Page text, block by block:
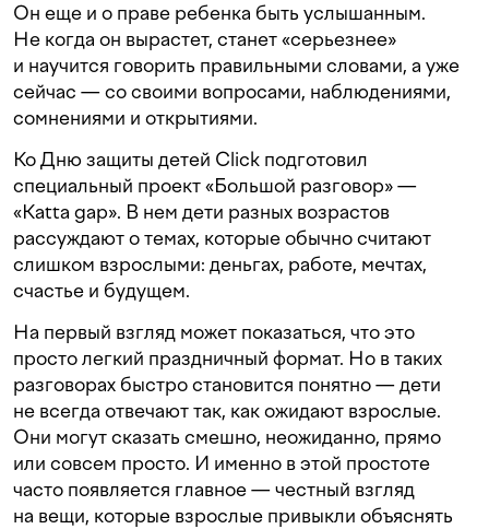
Он еще и о праве ребенка быть услышанным.
Не когда он вырастет, станет «серьезнее»
и научится говорить правильными словами, а уже
сейчас — со своими вопросами, наблюдениями,
сомнениями и открытиями.
Ко Дню защиты детей Click подготовил
специальный проект «Большой разговор» —
«Katta gap». В нем дети разных возрастов
рассуждают о темах, которые обычно считают
слишком взрослыми: деньгах, работе, мечтах,
счастье и будущем.
На первый взгляд может показаться, что это
просто легкий праздничный формат. Но в таких
разговорах быстро становится понятно — дети
не всегда отвечают так, как ожидают взрослые.
Они могут сказать смешно, неожиданно, прямо
или совсем просто. И именно в этой простоте
часто появляется главное — честный взгляд
на вещи, которые взрослые привыкли объяснять